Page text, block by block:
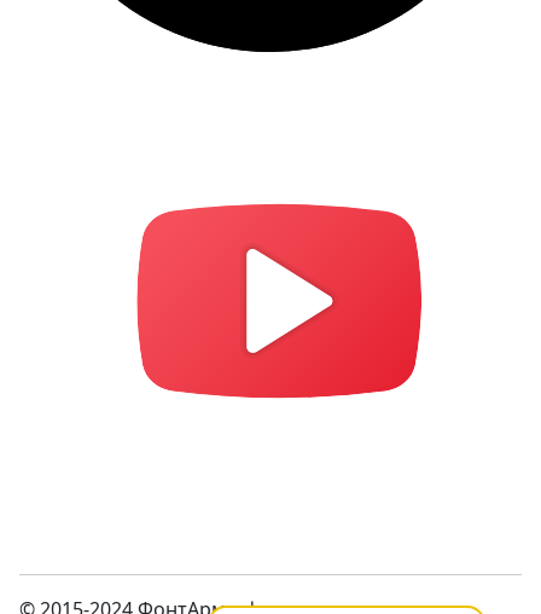
© 2015-2024 ФонтАрм – фонтанная устьевая